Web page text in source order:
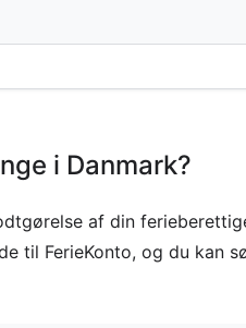
i Danmark?
af din
til FerieKonto, og du kan